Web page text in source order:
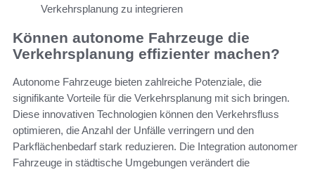
Verkehrsplanung zu integrieren
Können autonome Fahrzeuge die
Verkehrsplanung effizienter machen?
Autonome Fahrzeuge bieten zahlreiche Potenziale, die
signifikante Vorteile für die Verkehrsplanung mit sich bringen.
Diese innovativen Technologien können den Verkehrsfluss
optimieren, die Anzahl der Unfälle verringern und den
Parkflächenbedarf stark reduzieren. Die Integration autonomer
Fahrzeuge in städtische Umgebungen verändert die